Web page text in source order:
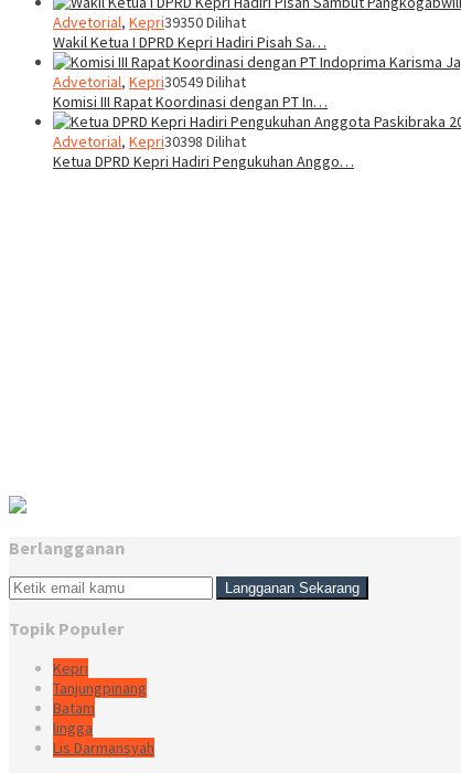
Advetorial, Kepri39350 Dilihat
Wakil Ketua I DPRD Kepri Hadiri Pisah Sa…
Advetorial, Kepri30549 Dilihat
Komisi III Rapat Koordinasi dengan PT In…
Advetorial, Kepri30398 Dilihat
Ketua DPRD Kepri Hadiri Pengukuhan Anggo…
Berlangganan
Topik Populer
Kepri
Tanjungpinang
Batam
lingga
Lis Darmansyah